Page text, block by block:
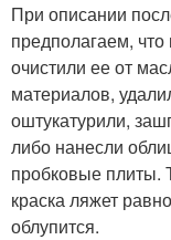
При описании
предполагаем,
очистили ее от
материалов,
оштукатурили,
либо нанесли
пробковые плиты.
краска ляжет
облупится.